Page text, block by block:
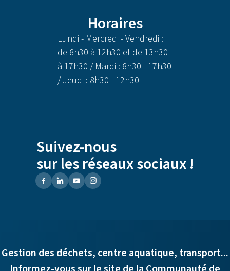
Horaires
Lundi - Mercredi - Vendredi :
de 8h30 à 12h30 et de 13h30
à 17h30 / Mardi : 8h30 - 17h30
/ Jeudi : 8h30 - 12h30
Suivez-nous
sur les réseaux sociaux !
Gestion des déchets, centre aquatique, transport...